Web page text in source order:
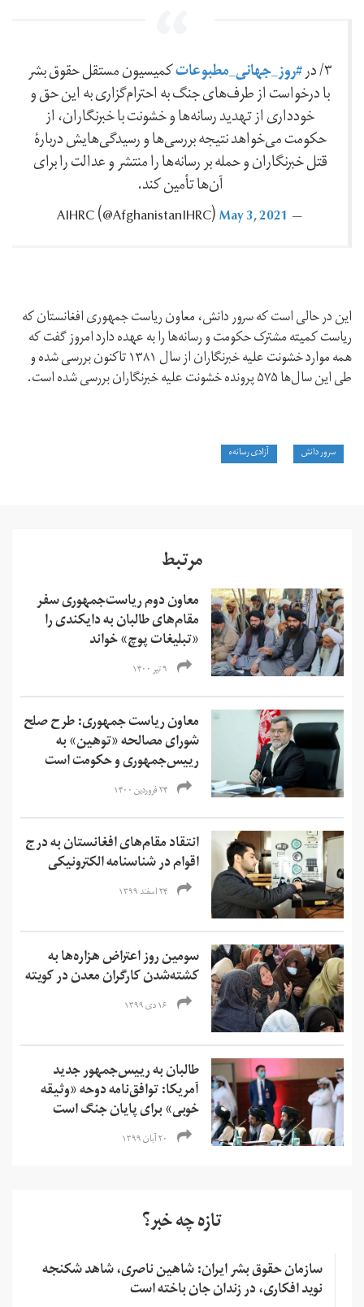
۳/ در #روز_جهانی_مطبوعاتکمیسیون مستقل حقوق بشر
با درخواست از طرف‌های جنگ به احترام‌گزاری به این حق و
خودداری از تهدید رسانه‌ها و خشونت با خبرنگاران، از
حکومت‌ می‌خواهد نتیجه بررسی‌ها و رسیدگی‌هایش دربارۀ
قتل خبرنگاران و حمله بر رسانه‌ها را منتشر و عدالت را برای
آن‌ها تأمین کند.
— AIHRC ‪(@AfghanistanIHRC)‬
May 3, 2021
این در حالی است که سرور دانش، معاون ریاست جمهوری افغانستان که
ریاست کمیته مشترک حکومت و رسانه‌ها را به عهده دارد امروز گفت که
همه موارد خشونت علیه خبرنگاران از سال ۱۳۸۱ تاکنون بررسی شده و
طی این سال‌ها ۵۷۵ پرونده خشونت علیه خبرنگاران بررسی شده است.
سرور دانش آزادی رسانه‌‌‌ه
مرتبط
معاون دوم ریاست‌جمهوری سفر
مقام‌های طالبان به دایکندی را
«تبلیغات پوچ» خواند
۹ تیر ۱۴۰۰
معاون ریاست جمهوری: طرح صلح
شورای مصالحه «توهین» به
رییس‌جمهوری و حکومت است
۲۴ فروردین ۱۴۰۰
انتقاد مقام‌های افغانستان به درج
اقوام در شناسنامه الکترونیکی
۲۴ اسفند ۱۳۹۹
سومین روز اعتراض هزاره‌ها به
کشته‌شدن کارگران معدن در کویته
۱۶ دی ۱۳۹۹
طالبان به رییس‌جمهور جدید
آمریکا: توافق‌نامه دوحه «وثیقه
خوبی» برای پایان جنگ است
۲۰ آبان ۱۳۹۹
تازه چه خبر؟
سازمان حقوق بشر ایران: شاهین ناصری، شاهد شکنجه
نوید افکاری، در زندان جان باخته است